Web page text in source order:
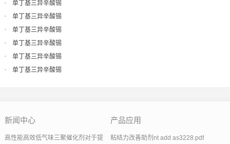
单丁基三异辛酸锡
单丁基三异辛酸锡
单丁基三异辛酸锡
单丁基三异辛酸锡
单丁基三异辛酸锡
单丁基三异辛酸锡
新闻中心
高性能高效低气味三聚催化剂对于提
产品应用
粘结力改善助剂nt add as3228.pdf